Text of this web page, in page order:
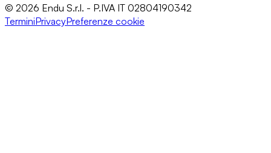
© 2026 Endu S.r.l. - P.IVA IT 02804190342
TerminiPrivacyPreferenze cookie